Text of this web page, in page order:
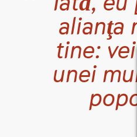
alianţa
tine:
unei